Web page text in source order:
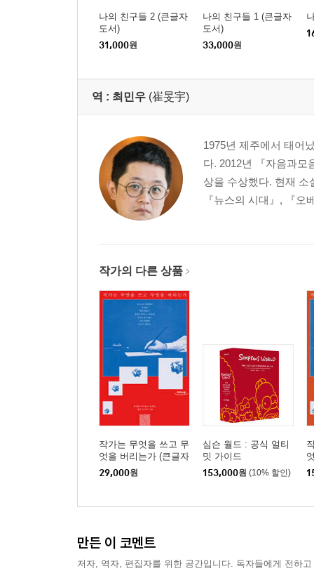
나의 친구들 2 (큰글자
도서)
31,000원
나의 친구들 1 (큰글자
도서)
33,000원
역 : 최민우 (崔旻宇)
1975년 제주에서 태어
다. 2012년 『자음과모
상을 수상했다. 현재 소
『뉴스의 시대』, 『
작가의 다른 상품
작가는 무엇을 쓰고 무
엇을 버리는가 (큰글자
도서)
29,000원
심슨 월드 : 공식 얼티
밋 가이드
153,000원 (10% 할인)
만든 이 코멘트
저자, 역자, 편집자를 위한 공간입니다. 독자들에게 전하